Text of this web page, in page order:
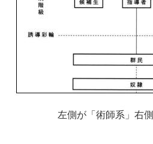
左側が「術師系」右